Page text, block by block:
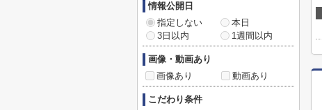
情報公開日
指定しない
本日
3日以内
1週間以内
画像・動画あり
画像あり
動画あり
こだわり条件